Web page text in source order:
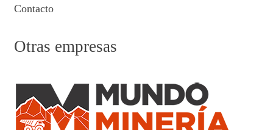
Contacto
Otras empresas